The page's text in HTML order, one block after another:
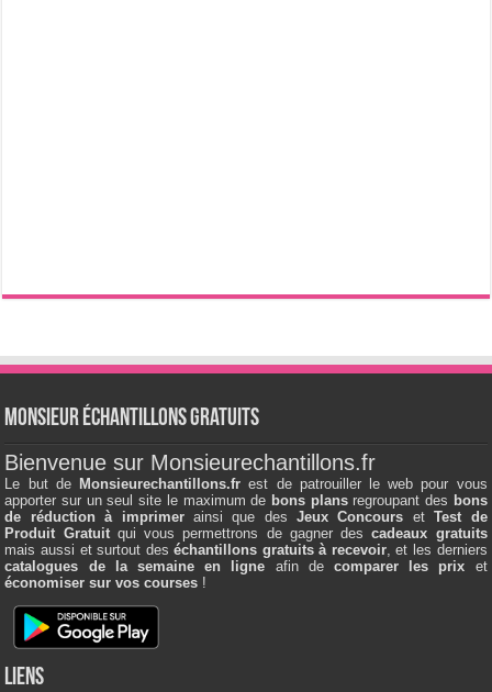
Monsieur échantillons Gratuits
Bienvenue sur Monsieurechantillons.fr
Le but de Monsieurechantillons.fr est de patrouiller le web pour vous
apporter sur un seul site le maximum de bons plansregroupant des bons
de réduction à imprimerainsi que desJeux Concours etTest de
Produit Gratuitqui vous permettrons de gagner descadeaux gratuits
mais aussi et surtout deséchantillons gratuits à recevoir, et les derniers
catalogues de la semaine en ligne afin de comparer les prix et
économiser sur vos courses !
Liens